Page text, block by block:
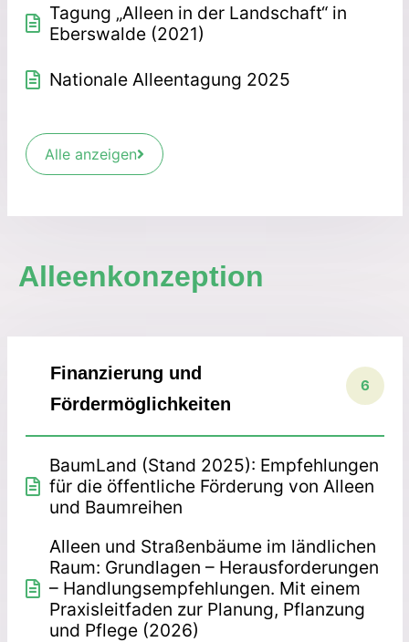
Tagung „Alleen in der Landschaft“ in
Eberswalde (2021)
Nationale Alleentagung 2025
Alle anzeigen
Alleenkonzeption
Finanzierung und
Fördermöglichkeiten
6
BaumLand (Stand 2025): Empfehlungen
für die öffentliche Förderung von Alleen
und Baumreihen
Alleen und Straßenbäume im ländlichen
Raum: Grundlagen – Herausforderungen
– Handlungsempfehlungen. Mit einem
Praxisleitfaden zur Planung, Pflanzung
und Pflege (2026)